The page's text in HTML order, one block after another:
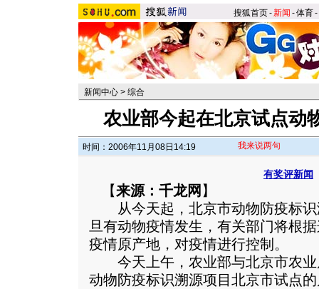
搜狐首页-新闻 -体育-
新闻中心 > 综合
农业部今起在北京试点动
时间：2006年11月08日14:19 我来说两句
有奖评新闻
【来源：千龙网 】
从今天起，北京市动物防疫标识
旦有动物疫情发生，有关部门将根
疫情原产地，对疫情进行控制。
今天上午，农业部与北京市农业
动物防疫标识溯源项目北京市试点